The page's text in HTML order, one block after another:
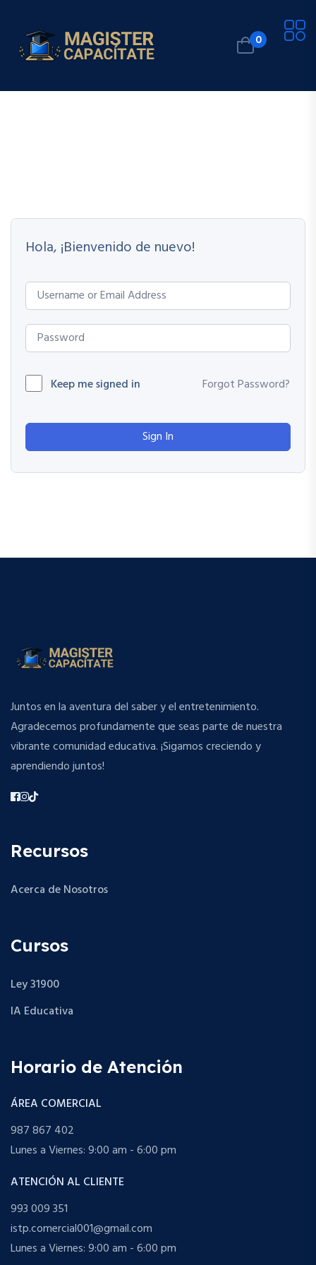
0
Hola, ¡Bienvenido de nuevo!
Keep me signed in Forgot Password?
Sign In
Juntos en la aventura del saber y el entretenimiento.
Agradecemos profundamente que seas parte de nuestra
vibrante comunidad educativa. ¡Sigamos creciendo y
aprendiendo juntos!
Recursos
Acerca de Nosotros
Cursos
Ley 31900
IA Educativa
Horario de Atención
ÁREA COMERCIAL
987 867 402
Lunes a Viernes: 9:00 am - 6:00 pm
ATENCIÓN AL CLIENTE
993 009 351
istp.comercial001@gmail.com
Lunes a Viernes: 9:00 am - 6:00 pm